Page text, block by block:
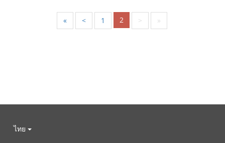
« < 1 2 > »
ไทย